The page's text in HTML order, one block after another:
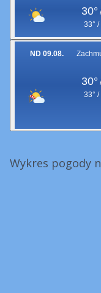
30°
33° /
ND 09.08.
30°
33° /
Wykres pogody